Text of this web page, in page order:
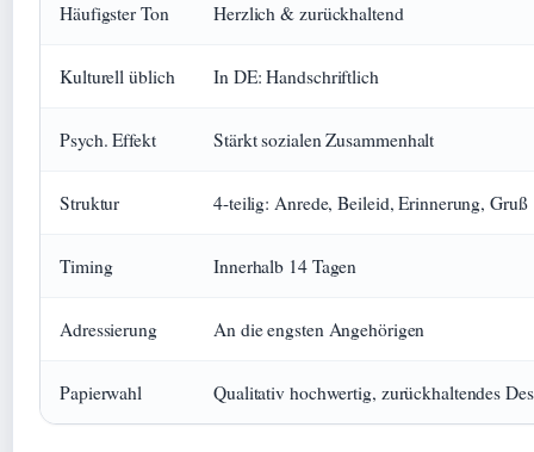
Häufigster Ton Herzlich & zurückhaltend
Kulturell üblich In DE: Handschriftlich
Psych. Effekt Stärkt sozialen Zusammenhalt
Struktur 4-teilig: Anrede, Beileid, Erinnerung, Gruß
Timing Innerhalb 14 Tagen
Adressierung An die engsten Angehörigen
Papierwahl Qualitativ hochwertig, zurückhaltendes